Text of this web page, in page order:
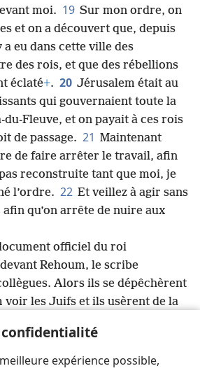
expérience possible,
moi. 19 Sur mon ordre, on
et on a découvert que, depuis
eu dans cette ville des
des rois, et que des rébellions
éclaté+. 20 Jérusalem était au
qui gouvernaient toute la
du-Fleuve, et on payait à ces rois
de passage. 21 Maintenant
de faire arrêter le travail, afin
reconstruite tant que moi, je
l’ordre. 22 Et veillez à agir sans
afin qu’on arrête de nuire aux
officiel du roi
Rehoum, le scribe
Alors ils se dépêchèrent
voir les Juifs et ils usèrent de la
les travaux du temple de
; et le chantier fut à